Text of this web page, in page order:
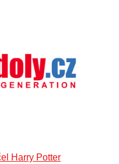
Harry Potter